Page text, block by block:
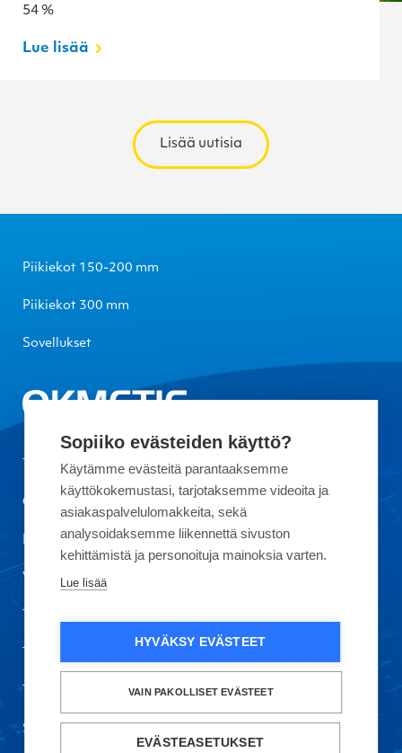
54 %
Lue lisää
Lisää uutisia
Piikiekot 150-200 mm
Piikiekot 300 mm
Sovellukset
Tietoa Okmeticista
Ota yhteyttä
Laatu
Vastuullisuus
Turvallisuustiedote
Säkerhetsmeddelande
Sopiiko evästeiden käyttö?
Käytämme evästeitä parantaaksemme
käyttökokemustasi, tarjotaksemme videoita ja
asiakaspalvelulomakkeita, sekä
analysoidaksemme liikennettä sivuston
kehittämistä ja personoituja mainoksia varten.
Lue lisää
HYVÄKSY EVÄSTEET
VAIN PAKOLLISET EVÄSTEET
EVÄSTEASETUKSET